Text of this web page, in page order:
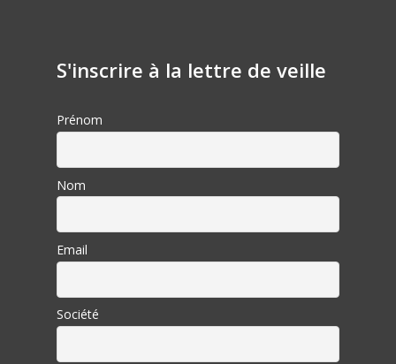
S'inscrire à la lettre de veille
Prénom
Nom
Email
Société